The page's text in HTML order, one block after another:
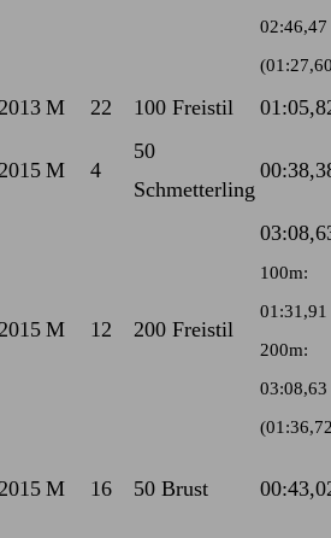
02:46,47
M 22 100 Freistil
M 4
50
Schmetterling
M 12 200 Freistil
100m:
01:31,91
200m:
03:08,63
M 16 50 Brust